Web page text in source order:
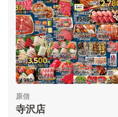
原信
寺沢店